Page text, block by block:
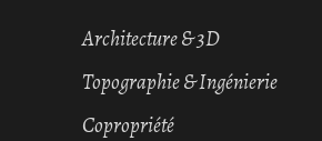
Architecture & 3D
Topographie & Ingénierie
Copropriété